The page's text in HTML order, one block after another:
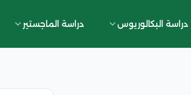
دراسة البكالوريوس دراسة الماجستير